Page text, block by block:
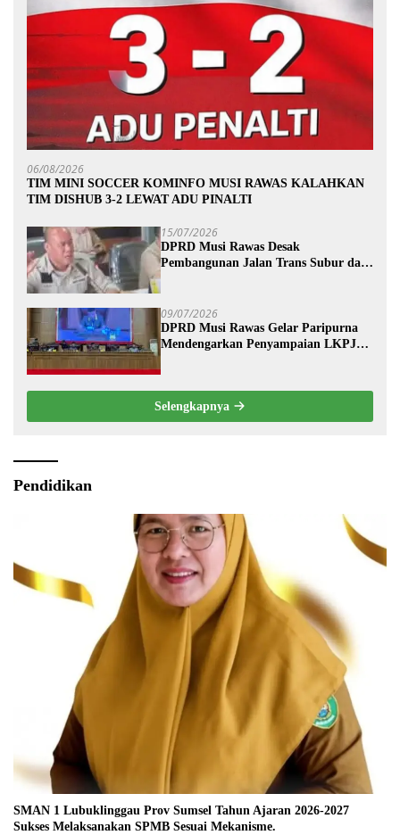
06/08/2026
TIM MINI SOCCER KOMINFO MUSI RAWAS KALAHKAN
TIM DISHUB 3-2 LEWAT ADU PINALTI
15/07/2026
DPRD Musi Rawas Desak
Pembangunan Jalan Trans Subur dan
09/07/2026
DPRD Musi Rawas Gelar Paripurna
Mendengarkan Penyampaian LKPJ
Selengkapnya
Pendidikan
SMAN 1 Lubuklinggau Prov Sumsel Tahun Ajaran 2026-2027
Sukses Melaksanakan SPMB Sesuai Mekanisme.